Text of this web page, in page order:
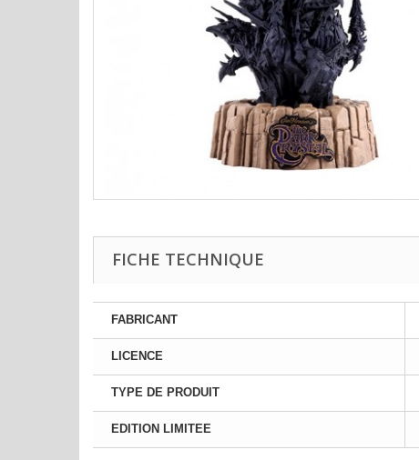
FICHE TECHNIQUE
FABRICANT
LICENCE
TYPE DE PRODUIT
EDITION LIMITEE